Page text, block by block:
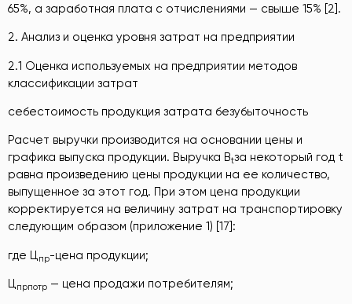
65%, а заработная плата с отчислениями — свыше 15% [2].
2. Анализ и оценка уровня затрат на предприятии
2.1 Оценка используемых на предприятии методов
классификации затрат
себестоимость продукция затрата безубыточность
Расчет выручки производится на основании цены и
графика выпуска продукции. Выручка Btза некоторый год t
равна произведению цены продукции на ее количество,
выпущенное за этот год. При этом цена продукции
корректируется на величину затрат на транспортировку
следующим образом (приложение 1) [17]:
где Цпр-цена продукции;
Цпрпотр — цена продажи потребителям;